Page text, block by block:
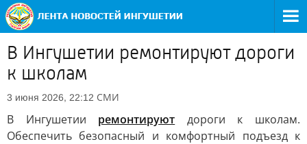
В Ингушетии ремонтируют дороги
к школам
3 июня 2026, 22:12 СМИ
В Ингушетии ремонтируют дороги к школам.
Обеспечить безопасный и комфортный подъезд к